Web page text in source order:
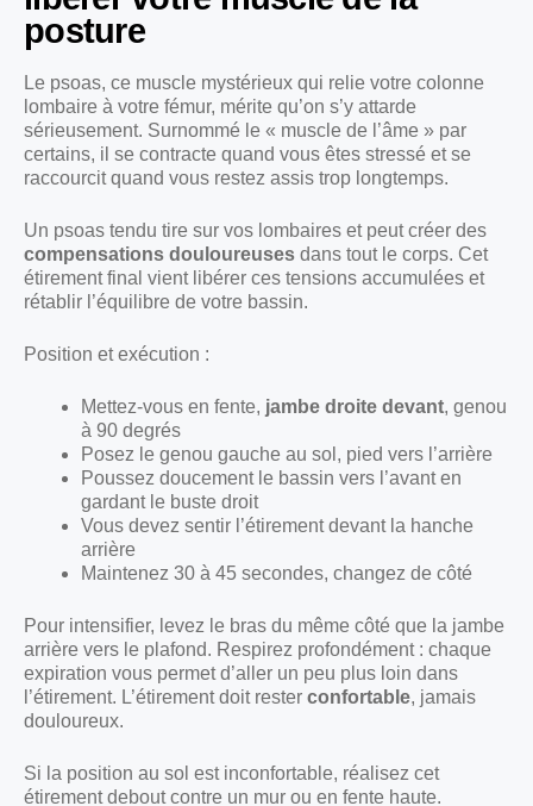
posture
Le psoas, ce muscle mystérieux qui relie votre colonne
lombaire à votre fémur, mérite qu’on s’y attarde
sérieusement. Surnommé le « muscle de l’âme » par
certains, il se contracte quand vous êtes stressé et se
raccourcit quand vous restez assis trop longtemps.
Un psoas tendu tire sur vos lombaires et peut créer des
compensations douloureuses dans tout le corps. Cet
étirement final vient libérer ces tensions accumulées et
rétablir l’équilibre de votre bassin.
Position et exécution :
Mettez-vous en fente, jambe droite devant, genou
à 90 degrés
Posez le genou gauche au sol, pied vers l’arrière
Poussez doucement le bassin vers l’avant en
gardant le buste droit
Vous devez sentir l’étirement devant la hanche
arrière
Maintenez 30 à 45 secondes, changez de côté
Pour intensifier, levez le bras du même côté que la jambe
arrière vers le plafond. Respirez profondément : chaque
expiration vous permet d’aller un peu plus loin dans
l’étirement. L’étirement doit rester confortable, jamais
douloureux.
Si la position au sol est inconfortable, réalisez cet
étirement debout contre un mur ou en fente haute.